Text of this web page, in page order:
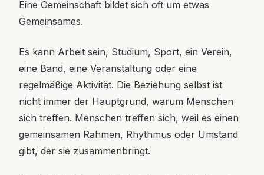
Eine Gemeinschaft bildet sich oft um etwas
Gemeinsames.
Es kann Arbeit sein, Studium, Sport, ein Verein,
eine Band, eine Veranstaltung oder eine
regelmäßige Aktivität. Die Beziehung selbst ist
nicht immer der Hauptgrund, warum Menschen
sich treffen. Menschen treffen sich, weil es einen
gemeinsamen Rahmen, Rhythmus oder Umstand
gibt, der sie zusammenbringt.